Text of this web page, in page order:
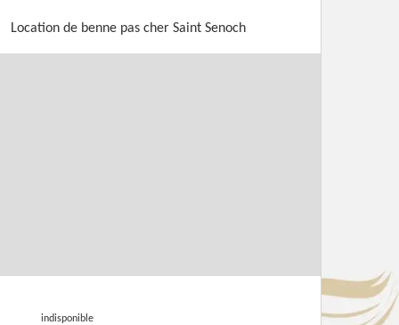
Location de benne pas cher Saint Senoch
indisponible